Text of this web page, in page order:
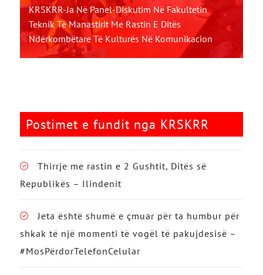
KRSKRR-Ja Në Panel-Diskutim Në Fakultetin
Teknik Të Manastirit Me Rastin E Ditës
Ndërkombëtare Të Kulturës Në Komunikacion
Postimet e fundit nga KRSKRR
Thirrje me rastin e 2 Gushtit, Ditës së
Republikës – Ilindenit
Jeta është shumë e çmuar për ta humbur për
shkak të një momenti të vogël të pakujdesisë –
#MosPërdorTelefonCelular